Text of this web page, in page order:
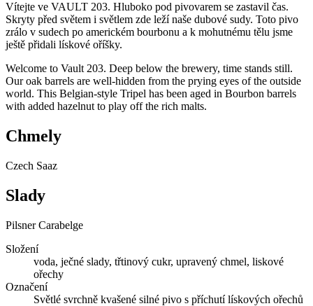
Vítejte ve VAULT 203. Hluboko pod pivovarem se zastavil čas.
Skryty před světem i světlem zde leží naše dubové sudy. Toto pivo
zrálo v sudech po americkém bourbonu a k mohutnému tělu jsme
ještě přidali lískové oříšky.
Welcome to Vault 203. Deep below the brewery, time stands still.
Our oak barrels are well-hidden from the prying eyes of the outside
world. This Belgian-style Tripel has been aged in Bourbon barrels
with added hazelnut to play off the rich malts.
Chmely
Czech Saaz
Slady
Pilsner Carabelge
Složení
voda, ječné slady, třtinový cukr, upravený chmel, liskové
ořechy
Označení
Světlé svrchně kvašené silné pivo s příchutí lískových ořechů